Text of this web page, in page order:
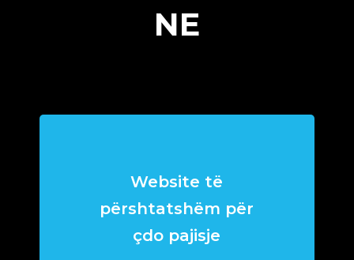
NE
Website të
përshtatshëm për
çdo pajisje